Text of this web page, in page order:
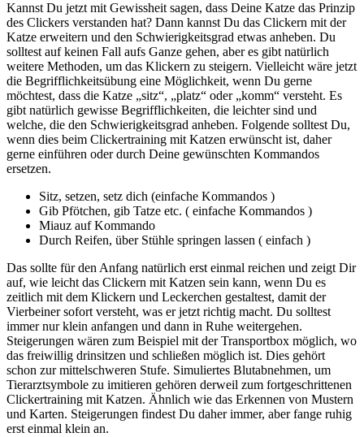
Kannst Du jetzt mit Gewissheit sagen, dass Deine Katze das Prinzip
des Clickers verstanden hat? Dann kannst Du das Clickern mit der
Katze erweitern und den Schwierigkeitsgrad etwas anheben. Du
solltest auf keinen Fall aufs Ganze gehen, aber es gibt natürlich
weitere Methoden, um das Klickern zu steigern. Vielleicht wäre jetzt
die Begrifflichkeitsübung eine Möglichkeit, wenn Du gerne
möchtest, dass die Katze „sitz“, „platz“ oder „komm“ versteht. Es
gibt natürlich gewisse Begrifflichkeiten, die leichter sind und
welche, die den Schwierigkeitsgrad anheben. Folgende solltest Du,
wenn dies beim Clickertraining mit Katzen erwünscht ist, daher
gerne einführen oder durch Deine gewünschten Kommandos
ersetzen.
Sitz, setzen, setz dich (einfache Kommandos )
Gib Pfötchen, gib Tatze etc. ( einfache Kommandos )
Miauz auf Kommando
Durch Reifen, über Stühle springen lassen ( einfach )
Das sollte für den Anfang natürlich erst einmal reichen und zeigt Dir
auf, wie leicht das Clickern mit Katzen sein kann, wenn Du es
zeitlich mit dem Klickern und Leckerchen gestaltest, damit der
Vierbeiner sofort versteht, was er jetzt richtig macht. Du solltest
immer nur klein anfangen und dann in Ruhe weitergehen.
Steigerungen wären zum Beispiel mit der Transportbox möglich, wo
das freiwillig drinsitzen und schließen möglich ist. Dies gehört
schon zur mittelschweren Stufe. Simuliertes Blutabnehmen, um
Tierarztsymbole zu imitieren gehören derweil zum fortgeschrittenen
Clickertraining mit Katzen. Ähnlich wie das Erkennen von Mustern
und Karten. Steigerungen findest Du daher immer, aber fange ruhig
erst einmal klein an.